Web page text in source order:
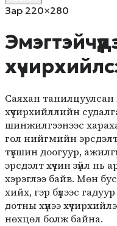
Зар 220×280
Саяхан
хүчирхийллийн
шинжилгээнээс
гол нийгмийн эрсдэлт
түвшин доогуур,
эрсдэлт хүчин зүйл нь
хэрэглээ байв. Мөн
хийх, гэр бүлээс
дотны хүнээ
нөхцөл болж байна.